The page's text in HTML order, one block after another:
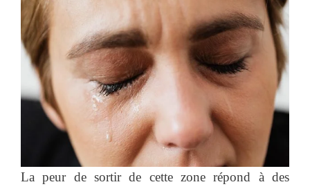
La peur de sortir de cette zone répond à des